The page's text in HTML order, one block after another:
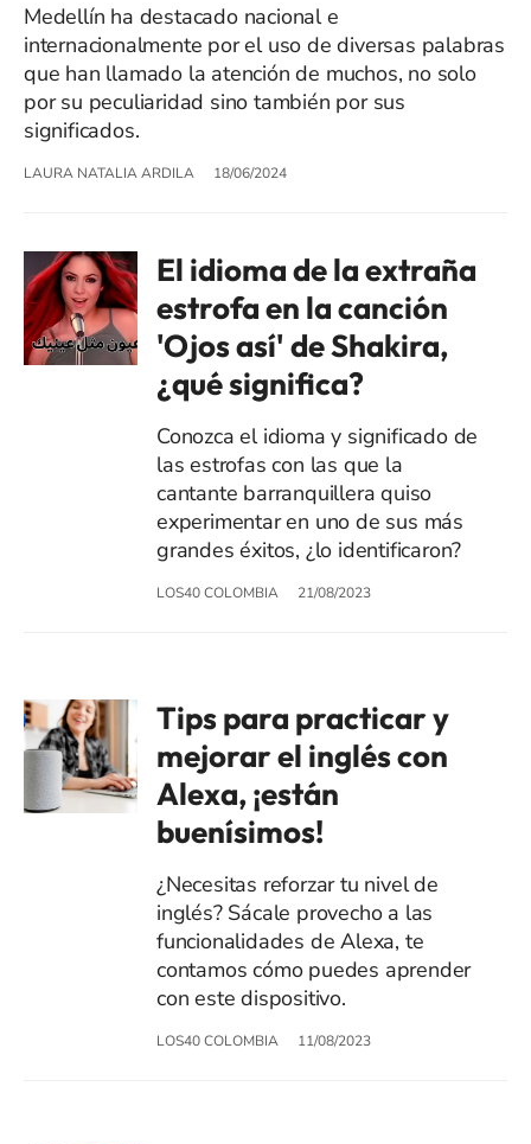
Medellín ha destacado nacional e
internacionalmente por el uso de diversas palabras
que han llamado la atención de muchos, no solo
por su peculiaridad sino también por sus
significados.
LAURA NATALIA ARDILA 18/06/2024
El idioma de la extraña
estrofa en la canción
'Ojos así' de Shakira,
¿qué significa?
Conozca el idioma y significado de
las estrofas con las que la
cantante barranquillera quiso
experimentar en uno de sus más
grandes éxitos, ¿lo identificaron?
LOS40 COLOMBIA 21/08/2023
Tips para practicar y
mejorar el inglés con
Alexa, ¡están
buenísimos!
¿Necesitas reforzar tu nivel de
inglés? Sácale provecho a las
funcionalidades de Alexa, te
contamos cómo puedes aprender
con este dispositivo.
LOS40 COLOMBIA 11/08/2023